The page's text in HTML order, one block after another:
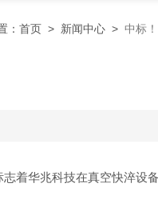
： 首页 > 新闻中心 > 中标
着华兆科技在真空快淬设